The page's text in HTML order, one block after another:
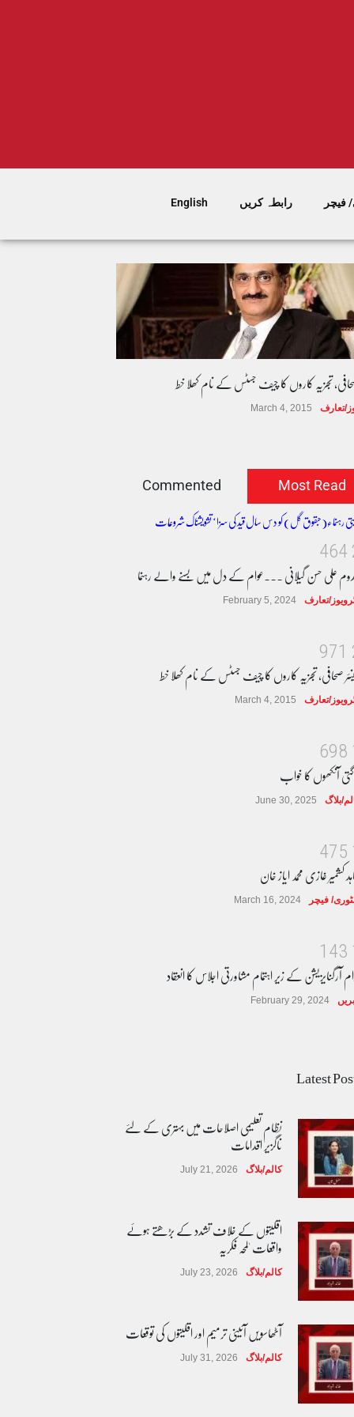
فیچر رابطہ کریں English
تجزیہ کاروں کا چیف جسٹس کے نام کھلا خط
تعارف March 4, 2015
Most Read
Commented
4
6
4
علی حسن گیلانی ۔۔۔عوام کے دل میں بسنے والے رہنما
تعارف February 5, 2024
1
7
9
صحافی، تجزیہ کاروں کا چیف جسٹس کے نام کھلا خط
تعارف March 4, 2015
8
9
6
آنکھوں کا خواب
بلاگ June 30, 2025
5
7
4
کشمیر غازی محمد ایاز خان
فیچر March 16, 2024
3
4
1
آرگنایزیشن کے زیر اہتمام مشاورتی اجلاس کا انعقاد
February 29, 2024
Latest
نظام تعلیمی اصلاحات میں بہتری کے لئے
ناگزیر اقدامات
کالم/بلاگ July 21, 2026
اقلیتوں کے خلاف تشدد کے بڑھتے ہوئے
واقعات 'لمحہ فکریہ
کالم/بلاگ July 23, 2026
آٹھاسویں آئینی ترمیم اور اقلیتوں کی توقعات
کالم/بلاگ July 31, 2026